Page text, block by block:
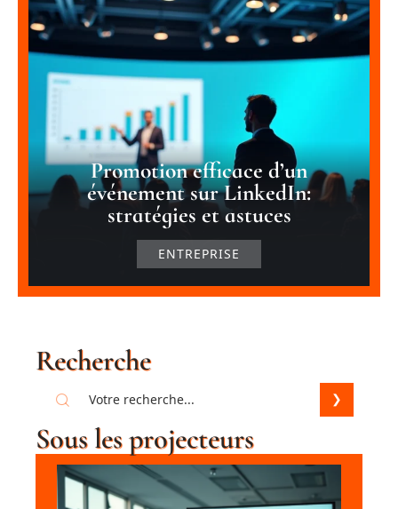
Promotion efficace d’un
événement sur LinkedIn:
stratégies et astuces
ENTREPRISE
Recherche
Sous les projecteurs